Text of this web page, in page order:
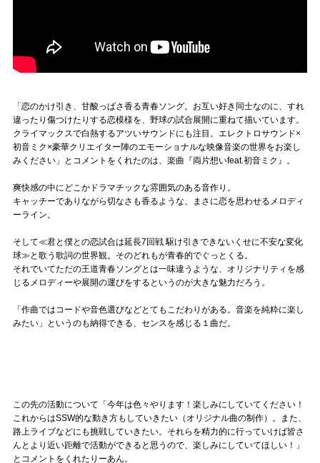
「恋のかけ引き、甘酸っぱさ香る青春ソング。お互い好き同士なのに、すれ
違ったり傷つけたりする恋模様を、野球の試合展開に重ねて描いています。
クライマックスで白熱するアツいサウンドにも注目。エレクトロサウンド×
初音ミク×豪華クリエイター陣のエモーショナルな映像音楽の世界をお楽し
みください」とコメントをくれたのは、楽曲『両片想いfeat.初音ミク』。
爽快感の中にどこかドラマチックな雰囲気のある音作り。
キャッチーでありながら切なさも香るような、まさに恋を思わせるメロディ
ーライン。
そして≪君と僕との恋試合は延長7回戦 駆け引きできないくせに不安な変化
球≫と歌う歌詞の世界観。そのどれもが青春的でぐっとくる。
それでいてただの王道青春ソングとは一味違うような、オリジナリティを感
じるメロディーや展開の運びをするというのが大きな魅力だろう。
「作曲ではコードや音色選びなどとてもこだわりがある。音楽を純粋に楽し
みたい」というのも納得できる、センスを感じる１曲だ。
この先の活動について「今年は色々やります！楽しみにしていてください！
これからはSSW的な動き方もしていきたい（オリジナル曲の制作）。また、
路上ライブなどにも挑戦していきたい。それらを精力的に行っていけば皆さ
んとより近い距離で活動ができると思うので、楽しみにしていてほしい！」
とコメントをくれたりーあん。